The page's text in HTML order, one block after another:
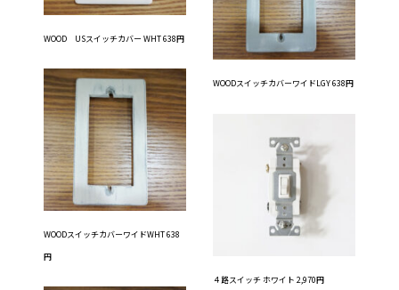
WOOD USスイッチカバー WHT 638円
WOODスイッチカバーワイドLGY 638円
WOODスイッチカバーワイドWHT 638
円
４路スイッチ ホワイト 2,970円